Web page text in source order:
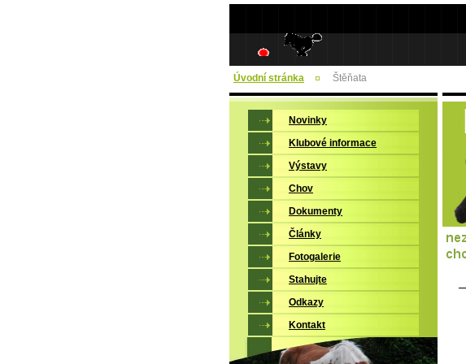
Úvodní stránka Štěňata
Novinky
Klubové informace
Výstavy
Chov
Dokumenty
Články
Fotogalerie
Stahujte
Odkazy
Kontakt